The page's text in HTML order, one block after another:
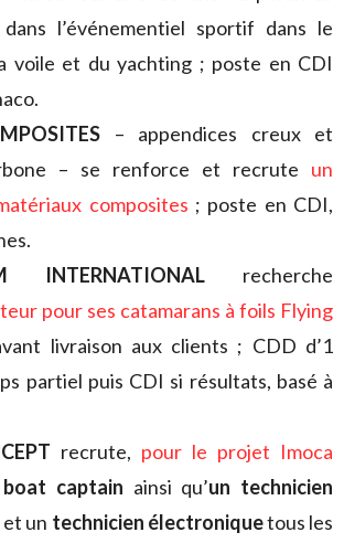
l’événementiel sportif dans le
voile et du yachting ; poste en CDI
– appendices creux et
– se renforce et recrute un
composites ; poste en CDI,
INTERNATIONAL recherche
pour ses catamarans à foils Flying
livraison aux clients ; CDD d’1
partiel puis CDI si résultats, basé à
recrute, pour le projet Imoca
captain ainsi qu’un technicien
et un technicien électroniquetous les